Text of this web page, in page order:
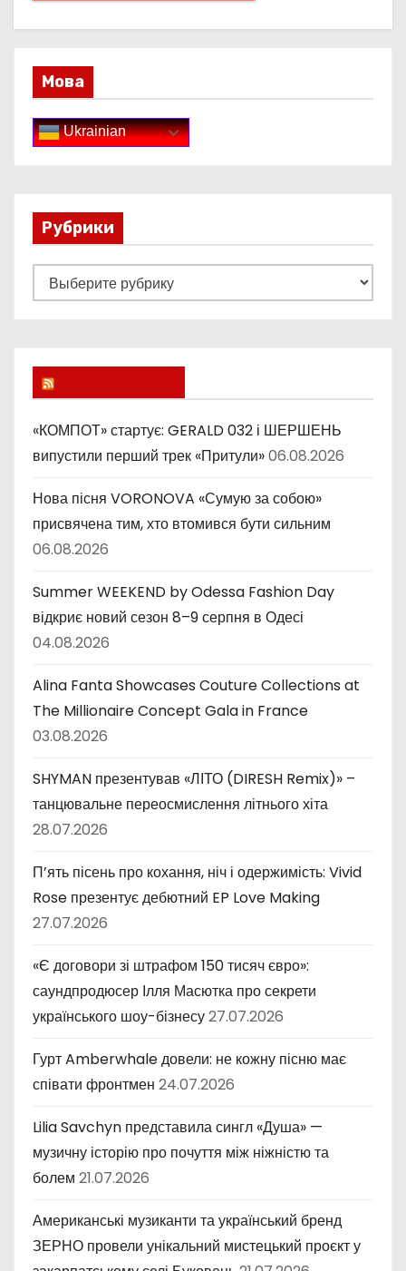
Мова
Ukrainian
Рубрики
у
к
и
«КОМПОТ» стартує: GERALD 032 і ШЕРШЕНЬ
випустили перший трек «Притули»06.08.2026
Нова пісня VORONOVA «Сумую за собою»
присвячена тим, хто втомився бути сильним
06.08.2026
Summer WEEKEND by Odessa Fashion Day
відкриє новий сезон 8–9 серпня в Одесі
04.08.2026
Alina Fanta Showcases Couture Collections at
The Millionaire Concept Gala in France
03.08.2026
SHYMAN презентував «ЛІТО (DIRESH Remix)» –
танцювальне переосмислення літнього хіта
28.07.2026
П’ять пісень про кохання, ніч і одержимість: Vivid
Rose презентує дебютний EP Love Making
27.07.2026
«Є договори зі штрафом 150 тисяч євро»:
саундпродюсер Ілля Масютка про секрети
українського шоу-бізнесу27.07.2026
Гурт Amberwhale довели: не кожну пісню має
співати фронтмен 24.07.2026
Lilia Savchyn представила сингл «Душа» —
музичну історію про почуття між ніжністю та
болем 21.07.2026
Американські музиканти та український бренд
ЗЕРНО провели унікальний мистецький проєкт у